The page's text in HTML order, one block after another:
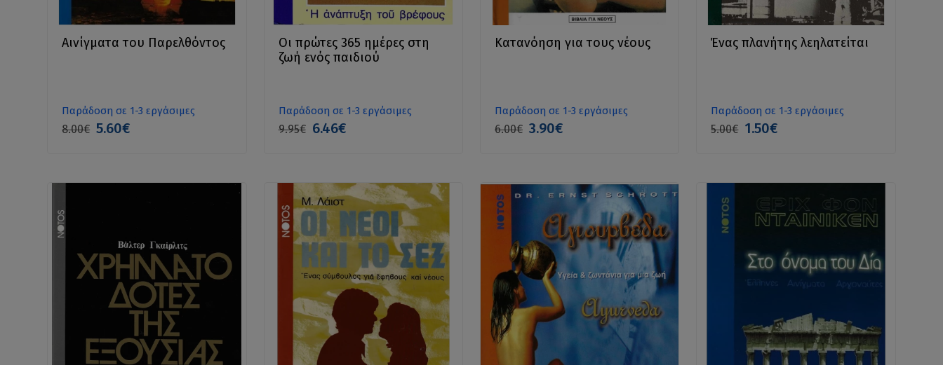
Αινίγματα του Παρελθόντος
Παράδοση σε 1-3 εργάσιμες
8.00€ 5.60€
Οι πρώτες 365 ημέρες στη
ζωή ενός παιδιού
Παράδοση σε 1-3 εργάσιμες
9.95€ 6.46€
Κατανόηση για τους νέους
Παράδοση σε 1-3 εργάσιμες
6.00€ 3.90€
Ένας πλανήτης λεηλατείται
Παράδοση σε 1-3 εργάσιμες
5.00€ 1.50€